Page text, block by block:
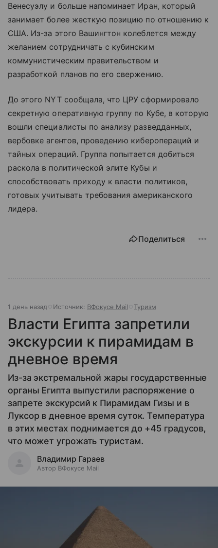
Венесуэлу и больше напоминает Иран, который
занимает более жесткую позицию по отношению к
США. Из-за этого Вашингтон колеблется между
желанием сотрудничать с кубинским
коммунистическим правительством и
разработкой планов по его свержению.
До этого NYT сообщала, что ЦРУ сформировало
секретную оперативную группу по Кубе, в которую
вошли специалисты по анализу разведданных,
вербовке агентов, проведению киберопераций и
тайных операций. Группа попытается добиться
раскола в политической элите Кубы и
способствовать приходу к власти политиков,
готовых учитывать требования американского
лидера.
Поделиться
1 день назад Источник: ВФокусе Mail Туризм
Власти Египта запретили
экскурсии к пирамидам в
дневное время
Из-за экстремальной жары государственные
органы Египта выпустили распоряжение о
запрете экскурсий к Пирамидам Гизы и в
Луксор в дневное время суток. Температура
в этих местах поднимается до +45 градусов,
что может угрожать туристам.
Владимир Гараев
Автор ВФокусе Mail